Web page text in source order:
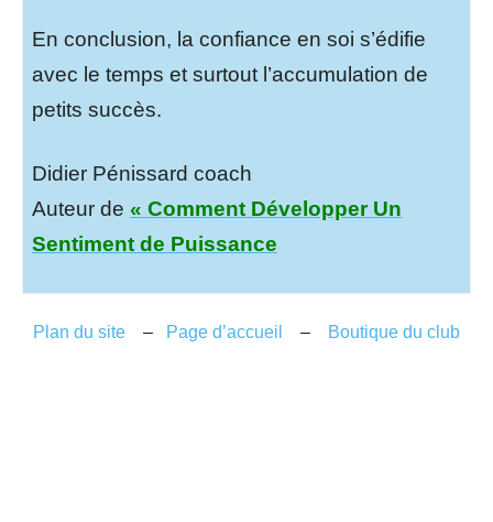
En conclusion, la confiance en soi s’édifie
avec le temps et surtout l’accumulation de
petits succès.
Didier Pénissard coach
Auteur de « Comment Développer Un
Sentiment de Puissance
Plan du site – Page d’accueil – Boutique du club